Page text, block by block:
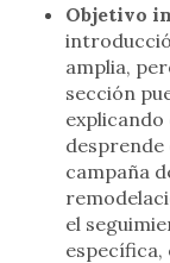
Objetivo
amplia,
sección
desprende
campaña
el
específica,